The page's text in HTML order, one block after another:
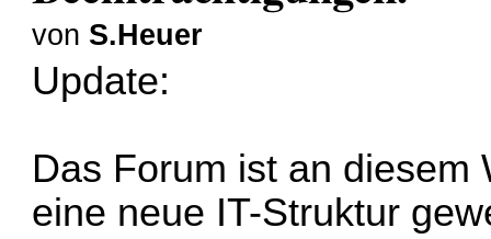
von S.Heuer
Update:
Das Forum ist an diesem
eine neue IT-Struktur